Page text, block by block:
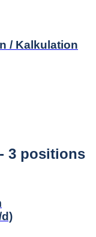
/ Kalkulation
- 3 positions